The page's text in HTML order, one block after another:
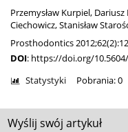
Przemysław Kurpiel, Dariusz
Ciechowicz,Stanisław
Prosthodontics
DOI: https://doi.org/
Statystyki Pobrania: 0
Wyślij swój artykuł